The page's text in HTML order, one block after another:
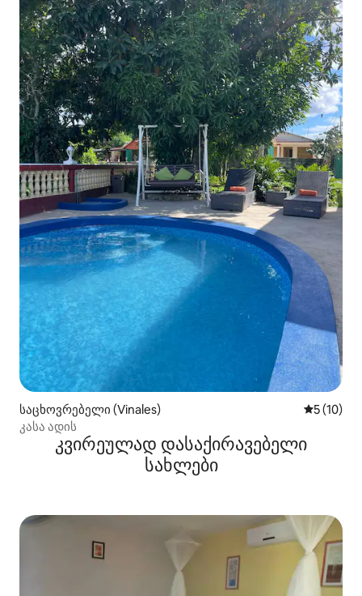
საცხოვრებელი (Vinales) საშუალო
5 (10)
კასა ადის
კვირეულად დასაქირავებელი
სახლები